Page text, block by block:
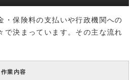
・保険料の支払いや行政機関への
で決まっています。その主な流れ
作業内容